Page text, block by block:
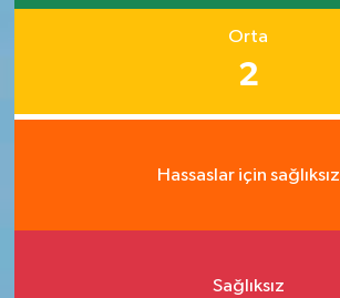
Orta
2
Hassaslar için sağlıksız
Sağlıksız